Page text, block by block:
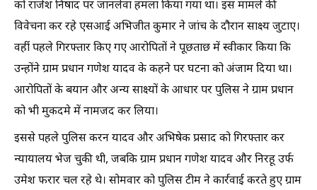
को राजेश निषाद पर जानलेवा हमला किया गया था। इस मामले की
विवेचना कर रहे एसआई अभिजीत कुमार ने जांच के दौरान साक्ष्य जुटाए।
वहीं पहले गिरफ्तार किए गए आरोपितों ने पूछताछ में स्वीकार किया कि
उन्होंने ग्राम प्रधान गणेश यादव के कहने पर घटना को अंजाम दिया था।
आरोपितों के बयान और अन्य साक्ष्यों के आधार पर पुलिस ने ग्राम प्रधान
को भी मुकदमे में नामजद कर लिया।
इससे पहले पुलिस करन यादव और अभिषेक प्रसाद को गिरफ्तार कर
न्यायालय भेज चुकी थी, जबकि ग्राम प्रधान गणेश यादव और निरहू उर्फ
उमेश फरार चल रहे थे। सोमवार को पुलिस टीम ने कार्रवाई करते हुए ग्राम